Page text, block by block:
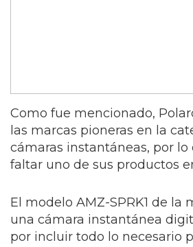
Como fue mencionado,
las marcas pioneras en la
cámaras instantáneas, por lo
faltar uno de sus productos
El modelo AMZ-SPRK1 de la
una cámara instantánea
por incluir todo lo necesario